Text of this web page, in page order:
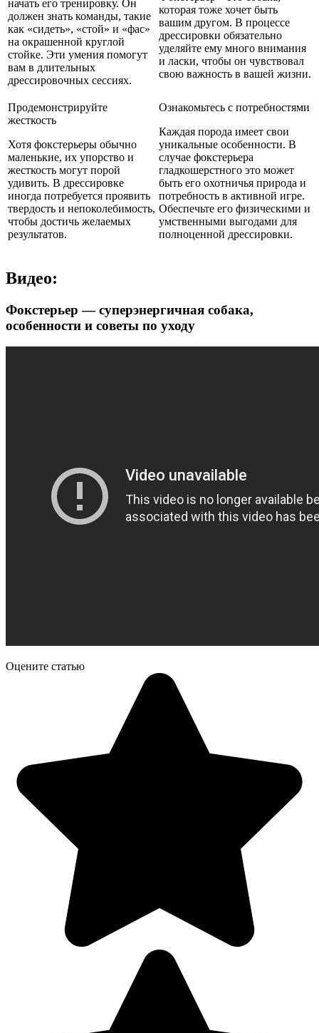
начать его тренировку. Он
должен знать команды, такие
как «сидеть», «стой» и «фас»
на окрашенной круглой
стойке. Эти умения помогут
вам в длительных
дрессировочных сессиях.
которая тоже хочет быть
вашим другом. В процессе
дрессировки обязательно
уделяйте ему много внимания
и ласки, чтобы он чувствовал
свою важность в вашей жизни.
Продемонстрируйте
жесткость
Хотя фокстерьеры обычно
маленькие, их упорство и
жесткость могут порой
удивить. В дрессировке
иногда потребуется проявить
твердость и непоколебимость,
чтобы достичь желаемых
результатов.
Ознакомьтесь с потребностями
Каждая порода имеет свои
уникальные особенности. В
случае фокстерьера
гладкошерстного это может
быть его охотничья природа и
потребность в активной игре.
Обеспечьте его физическими и
умственными выгодами для
полноценной дрессировки.
Видео:
Фокстерьер — суперэнергичная собака,
особенности и советы по уходу
Оцените статью